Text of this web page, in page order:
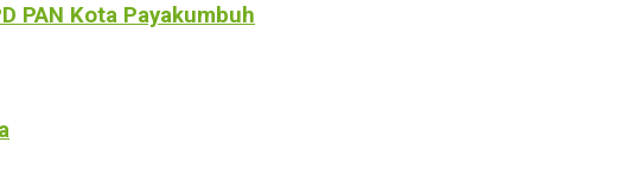
PAN Kota Payakumbuh